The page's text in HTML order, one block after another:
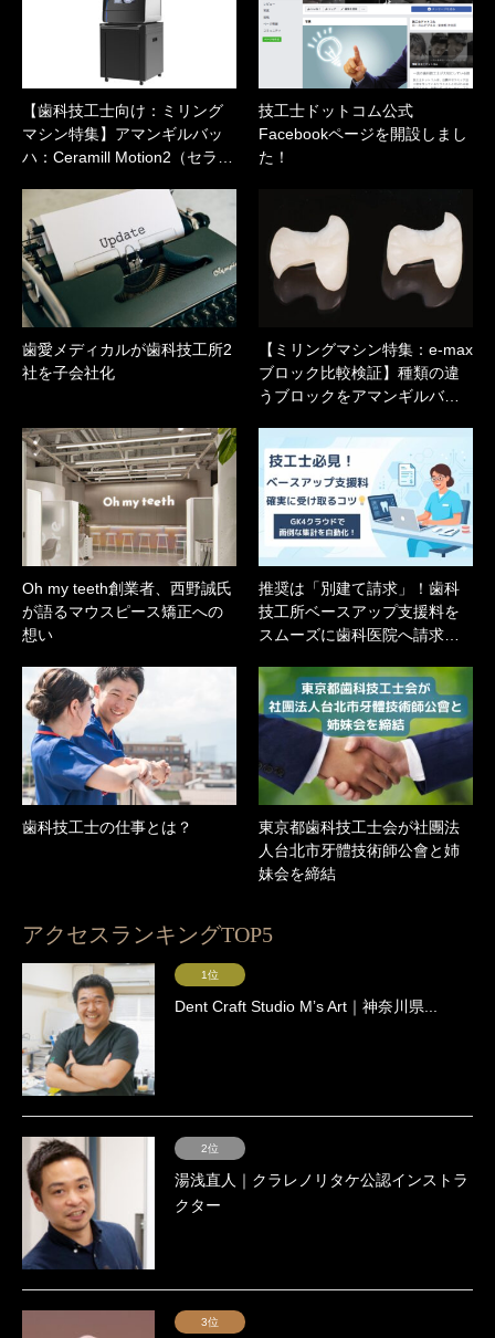
【歯科技工士向け：ミリング
マシン特集】アマンギルバッ
ハ：Ceramill Motion2（セラ…
技工士ドットコム公式
Facebookページを開設しまし
た！
歯愛メディカルが歯科技工所2
社を子会社化
【ミリングマシン特集：e-max
ブロック比較検証】種類の違
うブロックをアマンギルバ…
Oh my teeth創業者、西野誠氏
が語るマウスピース矯正への
想い
推奨は「別建て請求」！歯科
技工所ベースアップ支援料を
スムーズに歯科医院へ請求…
歯科技工士の仕事とは？
東京都歯科技工士会が社團法
人台北市牙體技術師公會と姉
妹会を締結
アクセスランキングTOP5
1位
Dent Craft Studio Mʼs Art｜神奈川県...
2位
湯浅直人｜クラレノリタケ公認インストラ
クター
3位